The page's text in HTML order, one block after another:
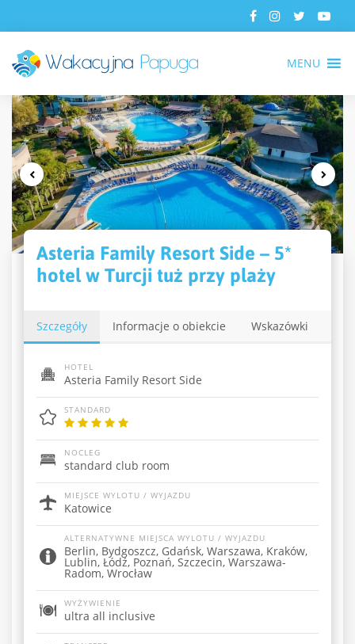
MENU
Asteria Family Resort Side – 5*
hotel w Turcji tuż przy plaży
Szczegóły Informacje o obiekcie Wskazówki
HOTEL
Asteria Family Resort Side
STANDARD
NOCLEG
standard club room
MIEJSCE WYLOTU / WYJAZDU
Katowice
ALTERNATYWNE MIEJSCA WYLOTU / WYJAZDU
Berlin, Bydgoszcz, Gdańsk, Warszawa, Kraków,
Lublin, Łódź, Poznań, Szczecin, Warszawa-
Radom, Wrocław
WYŻYWIENIE
ultra all inclusive